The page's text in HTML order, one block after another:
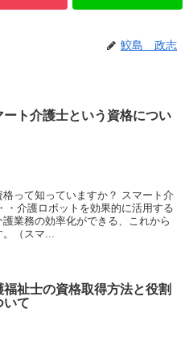
鮫島 政志
ート介護士という資格につい
って知っていますか？ スマート介
・介護ロボットを効果的に活用する
業務の効率化ができる、これから
。（スマ...
福祉士の資格取得方法と役割
いて